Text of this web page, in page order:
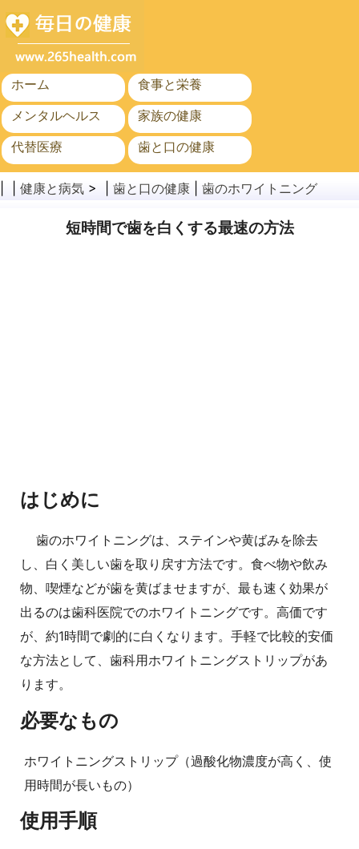
ホーム
食事と栄養
メンタルヘルス
家族の健康
代替医療
歯と口の健康
がん
公衆衛生
健康と病気 > | 歯と口の健康 歯のホワイトニング
短時間で歯を白くする最速の方法
はじめに
歯のホワイトニングは、ステインや黄ばみを除去
し、白く美しい歯を取り戻す方法です。食べ物や飲み
物、喫煙などが歯を黄ばませますが、最も速く効果が
出るのは歯科医院でのホワイトニングです。高価です
が、約1時間で劇的に白くなります。手軽で比較的安価
な方法として、歯科用ホワイトニングストリップがあ
ります。
必要なもの
ホワイトニングストリップ（過酸化物濃度が高く、使
用時間が長いもの）
使用手順